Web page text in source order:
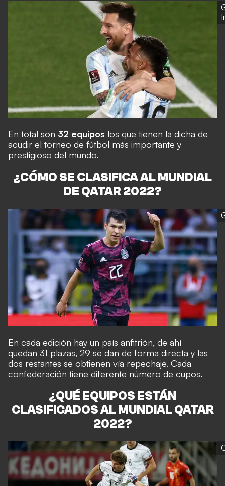
En total son 32 equipos los que tienen la dicha de
acudir el torneo de fútbol más importante y
prestigioso del mundo.
¿CÓMO SE CLASIFICA AL MUNDIAL
DE QATAR 2022?
En cada edición hay un país anfitrión, de ahí
quedan 31 plazas, 29 se dan de forma directa y las
dos restantes se obtienen vía repechaje. Cada
confederación tiene diferente número de cupos.
¿QUÉ EQUIPOS ESTÁN
CLASIFICADOS AL MUNDIAL QATAR
2022?